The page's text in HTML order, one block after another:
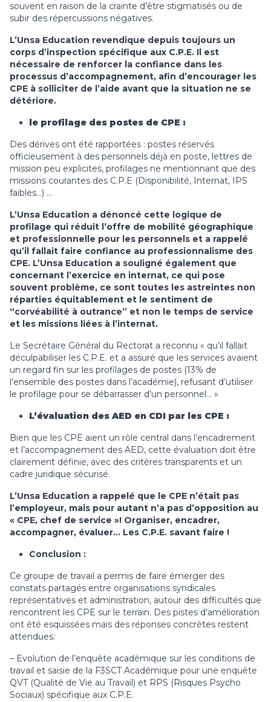
souvent en raison de la crainte d’être stigmatisés ou de
subir des répercussions négatives.
L’Unsa Education revendique depuis toujours un
corps d’inspection spécifique aux C.P.E. Il est
nécessaire de renforcer la confiance dans les
processus d’accompagnement, afin d’encourager les
CPE à solliciter de l’aide avant que la situation ne se
détériore.
le profilage des postes de CPE :
Des dérives ont été rapportées : postes réservés
officieusement à des personnels déjà en poste, lettres de
mission peu explicites, profilages ne mentionnant que des
missions courantes des C.P.E (Disponibilité, Internat, IPS
faibles…) …
L’Unsa Education a dénoncé cette logique de
profilage qui réduit l’offre de mobilité géographique
et professionnelle pour les personnels et a rappelé
qu’il fallait faire confiance au professionnalisme des
CPE. L’Unsa Education a souligné également que
concernant l’exercice en internat, ce qui pose
souvent problème, ce sont toutes les astreintes non
réparties équitablement et le sentiment de
“corvéabilité à outrance” et non le temps de service
et les missions liées à l’internat.
Le Secrétaire Général du Rectorat a reconnu « qu’il fallait
déculpabiliser les C.P.E. et a assuré que les services avaient
un regard fin sur les profilages de postes (13% de
l’ensemble des postes dans l’académie), refusant d’utiliser
le profilage pour se débarrasser d’un personnel… »
L’évaluation des AED en CDI par les CPE :
Bien que les CPE aient un rôle central dans l’encadrement
et l’accompagnement des AED, cette évaluation doit être
clairement définie, avec des critères transparents et un
cadre juridique sécurisé.
L’Unsa Education a rappelé que le CPE n’était pas
l’employeur, mais pour autant n’a pas d’opposition au
« CPE, chef de service »! Organiser, encadrer,
accompagner, évaluer… Les C.P.E. savant faire !
Conclusion :
Ce groupe de travail a permis de faire émerger des
constats partagés entre organisations syndicales
représentatives et administration, autour des difficultés que
rencontrent les CPE sur le terrain. Des pistes d’amélioration
ont été esquissées mais des réponses concrètes restent
attendues:
– Evolution de l’enquête académique sur les conditions de
travail et saisie de la F3SCT Académique pour une enquête
QVT (Qualité de Vie au Travail) et RPS (Risques Psycho
Sociaux) spécifique aux C.P.E.